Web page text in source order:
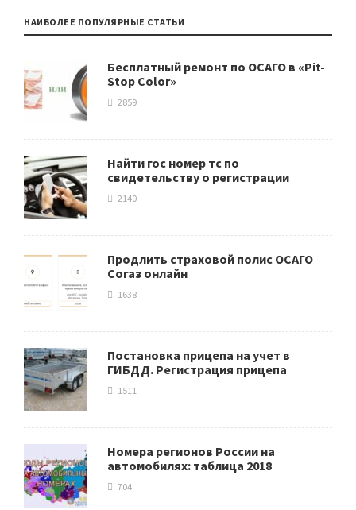
НАИБОЛЕЕ ПОПУЛЯРНЫЕ СТАТЬИ
Бесплатный ремонт по ОСАГО в «Pit-
Stop Color»
2859
Найти гос номер тс по
свидетельству о регистрации
2140
Продлить страховой полис ОСАГО
Согаз онлайн
1638
Постановка прицепа на учет в
ГИБДД. Регистрация прицепа
1511
Номера регионов России на
автомобилях: таблица 2018
704